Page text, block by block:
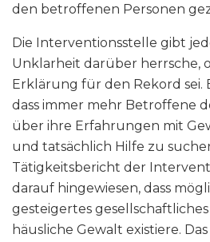
den betroffenen Personen
Die Interventionsstelle gibt
Unklarheit darüber herrsche,
Erklärung für den Rekord sei.
dass immer mehr Betroffene
über ihre Erfahrungen mit
und tatsächlich Hilfe zu
Tätigkeitsbericht der
darauf hingewiesen, dass
gesteigertes
häusliche Gewalt existiere.